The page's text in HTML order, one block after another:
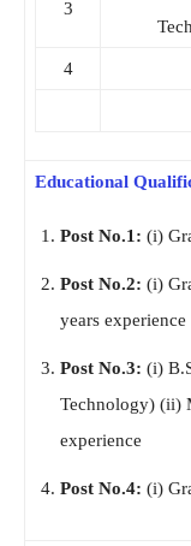
3
4
Educational
Post No.1: (i)
Post No.2: (i)
years experience
Post No.3: (i)
Technology) (ii)
experience
Post No.4: (i)